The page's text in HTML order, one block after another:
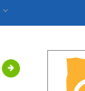
Next